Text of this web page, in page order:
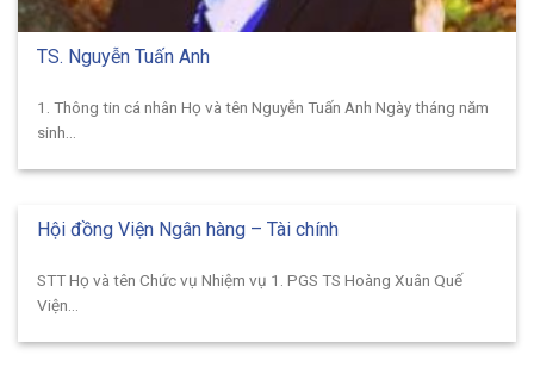
TS. Nguyễn Tuấn Anh
1. Thông tin cá nhân Họ và tên Nguyễn Tuấn Anh Ngày tháng năm
sinh...
Hội đồng Viện Ngân hàng – Tài chính
STT Họ và tên Chức vụ Nhiệm vụ 1. PGS TS Hoàng Xuân Quế
Viện...